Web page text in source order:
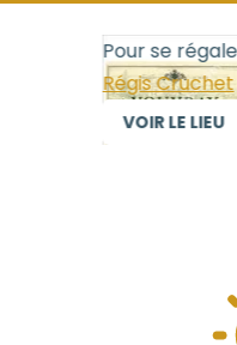
Pour se régaler
Régis Cruchet
VOIR LE LIEU